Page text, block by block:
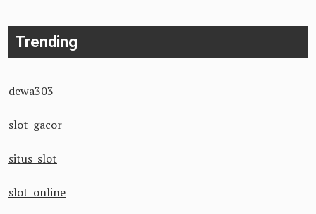
Trending
dewa303
slot gacor
situs slot
slot online